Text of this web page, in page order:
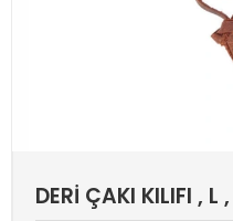
DERİ ÇAKI KILIFI , L